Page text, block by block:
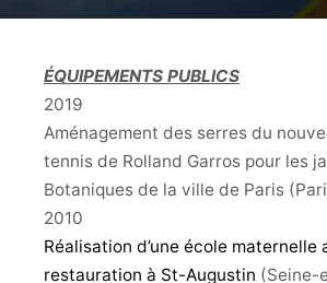
ÉQUIPEMENTS PUBLICS
2019
Aménagement des serres du
tennis de Rolland Garros pour les
Botaniques de la ville de Paris
2010
Réalisation d’une école maternelle
restauration à St-Augustin (Seine-